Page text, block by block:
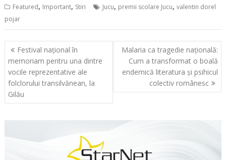
Featured, Important, Stiri Jucu, premii scolare Jucu,valentin dorel
pojar
Navigare
în
articole
Festival național în
memoriam pentru una dintre
vocile reprezentative ale
folclorului transilvănean, la
Gilău
Malaria ca tragedie națională:
Cum a transformat o boală
endemică literatura și psihicul
colectiv românesc